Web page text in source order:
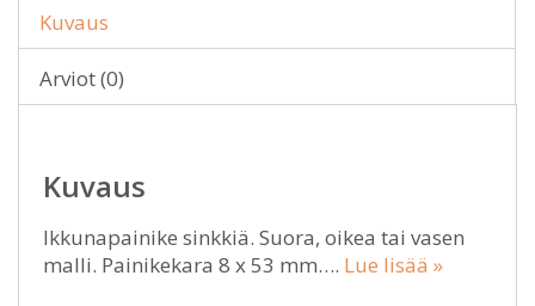
Kuvaus
Arviot (0)
Kuvaus
Ikkunapainike sinkkiä. Suora, oikea tai vasen
malli. Painikekara 8 x 53 mm…. Lue lisää »